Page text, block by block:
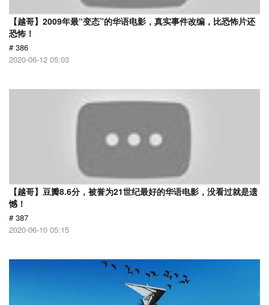
【越哥】2009年最“变态”的华语电影，真实事件改编，比恐怖片还
恐怖！
# 386
2020-06-12 05:03
【越哥】豆瓣8.6分，被誉为21世纪最好的华语电影，没看过就是遗
憾！
# 387
2020-06-10 05:15